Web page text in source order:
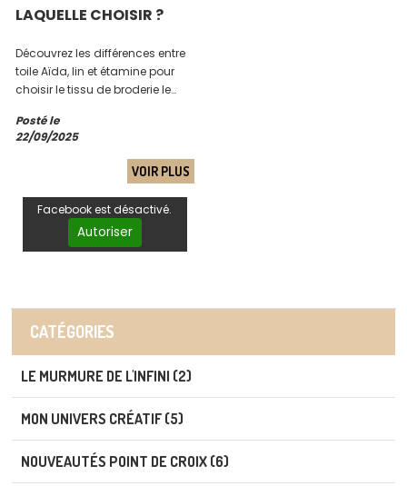
LAQUELLE CHOISIR ?
Découvrez les différences entre
toile Aïda, lin et étamine pour
choisir le tissu de broderie le
Conseils et astuces pour bien
débuter.
Posté le
22/09/2025
VOIR PLUS
Facebook est désactivé.
Autoriser
CATÉGORIES
LE MURMURE DE L'INFINI (2)
MON UNIVERS CRÉATIF (5)
NOUVEAUTÉS POINT DE CROIX (6)